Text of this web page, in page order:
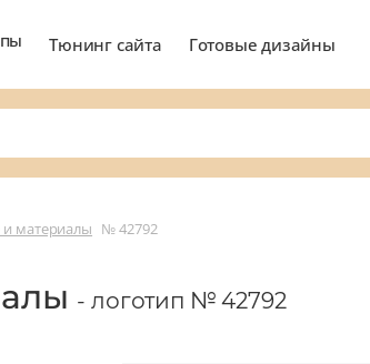
Тюнинг сайта Готовые дизайны
материалы № 42792
- логотип № 42792